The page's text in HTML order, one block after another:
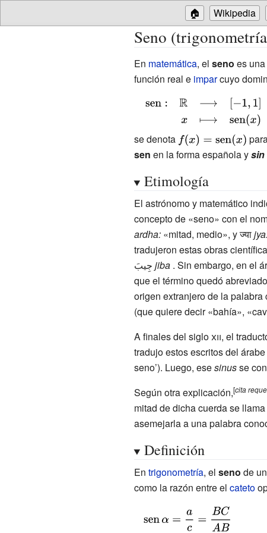
🏠 Wikipedia
Seno
En matemática, el seno es
función real e imparcuyo
{\displaystyle
{\begin{array}
{rrcl}\operatorname
{sen}
se denota {\displaystyle
f(x)=\operatorname
sen en la forma española ysin
Etimología
El astrónomo y matemático
concepto de «seno» con el
ardha:«mitad, medio», y ज्या
tradujeron estas obras
jiba. Sin embargo, en el
que el término quedó abreviado
origen extranjero de la palabra
(que quiere decir «bahía»,
A finales del sigloxii, el
tradujo estos escritos del
seno’). Luego, esesinusse
Según otra explicación,[cita
mitad de dicha cuerda se llama
asemejarla a una palabra
Definición
En trigonometría, el seno de un
como la razón entre el cateto
{\displaystyle
\operatorname